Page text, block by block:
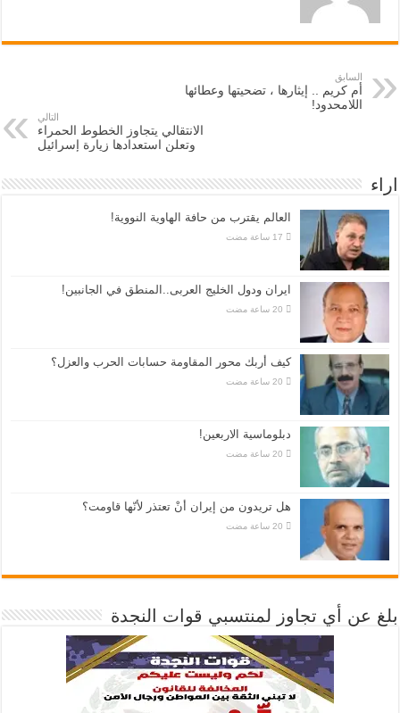
السابق
أم كريم .. إيثارها ، تضحيتها وعطائها
اللامحدود!
التالي
الانتقالي يتجاوز الخطوط الحمراء
وتعلن استعدادها زيارة إسرائيل
اراء
العالم يقترب من حافة الهاوية النووية!
ايران ودول الخليج العربى..المنطق في الجانبين!
كيف أربك محور المقاومة حسابات الحرب والعزل؟
دبلوماسية الاربعين!
هل تريدون من إيران أنْ تعتذر لأنّها قاومت؟
بلغ عن أي تجاوز لمنتسبي قوات النجدة